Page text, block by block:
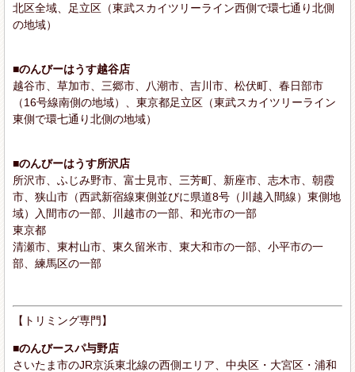
北区全域、足立区（東武スカイツリーライン西側で環七通り北側
の地域）
■のんびーはうす越谷店
越谷市、草加市、三郷市、八潮市、吉川市、松伏町、春日部市
（16号線南側の地域）、東京都足立区（東武スカイツリーライン
東側で環七通り北側の地域）
■のんびーはうす所沢店
所沢市、ふじみ野市、富士見市、三芳町、新座市、志木市、朝霞
市、狭山市（西武新宿線東側並びに県道8号（川越入間線）東側地
域）入間市の一部、川越市の一部、和光市の一部
東京都
清瀬市、東村山市、東久留米市、東大和市の一部、小平市の一
部、練馬区の一部
【トリミング専門】
■のんびースパ与野店
さいたま市のJR京浜東北線の西側エリア、中央区・大宮区・浦和